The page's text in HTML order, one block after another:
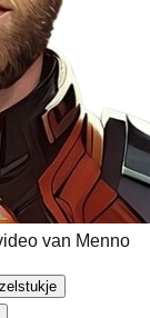
van Menno